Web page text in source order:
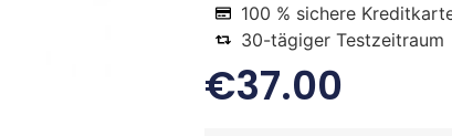
100 % sichere
30-tägiger Testzeitraum
€37.00